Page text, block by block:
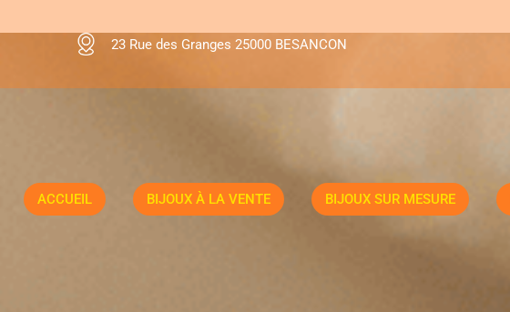
23 Rue des Granges 25000 BESANCON
ACCUEIL BIJOUX À LA VENTE BIJOUX SUR MESURE